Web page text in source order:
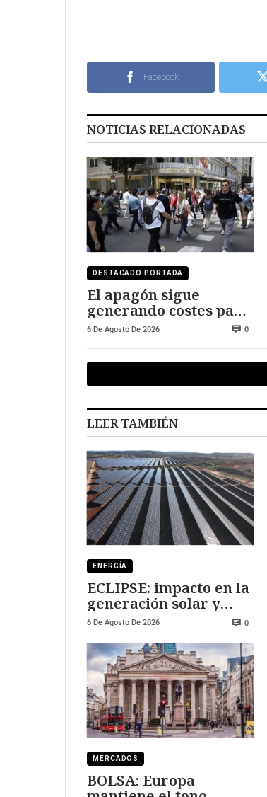
Facebook
NOTICIAS RELACIONADAS
DESTACADO PORTADA
El apagón sigue
generando costes para
Red Eléctrica de
6 De Agosto De 2026 0
LEER TAMBIÉN
ENERGÍA
ECLIPSE: impacto en la
generación solar y
fotovoltaica
6 De Agosto De 2026 0
MERCADOS
BOLSA: Europa